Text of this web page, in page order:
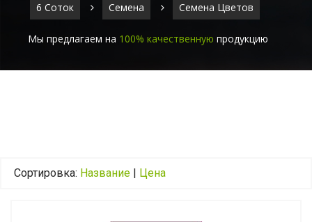
6 Соток Семена Семена Цветов
Мы предлагаем на 100% качественную продукцию
Сортировка: Название | Цена